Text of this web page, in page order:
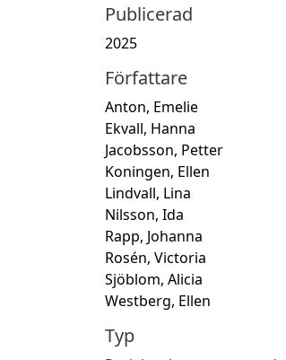
Publicerad
2025
Författare
Anton, Emelie
Ekvall, Hanna
Jacobsson, Petter
Koningen, Ellen
Lindvall, Lina
Nilsson, Ida
Rapp, Johanna
Rosén, Victoria
Sjöblom, Alicia
Westberg, Ellen
Typ